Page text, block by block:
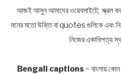
আজই আসুন আমাদের ওয়েবসাইটে; স্ক্রল
মনের মতো উক্তি বা quotes গুলিকে এবং
নিজের একাধিপত্য
Bengali captions~ বাংলায়